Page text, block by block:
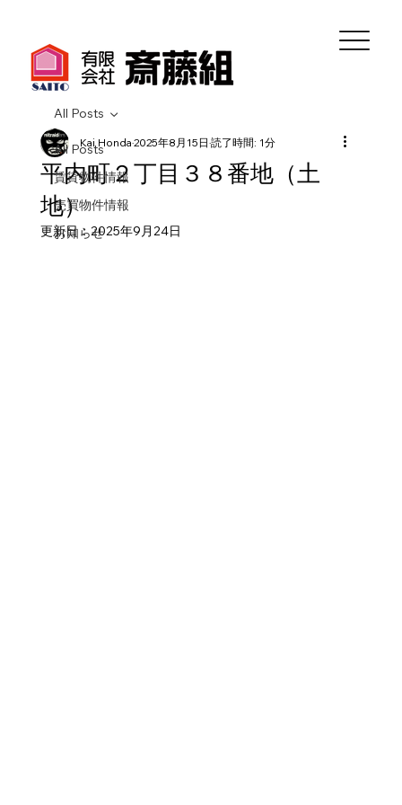
All Posts
賃貸物件情報
売買物件情報
お知らせ
All Posts
平内町２丁目３８番地（土
地）
Kai Honda2025年8月15日 読了時間: 1分
更新日：2025年9月24日